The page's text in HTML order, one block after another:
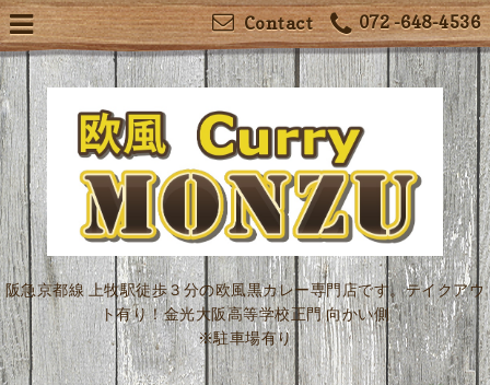
072 -648-4536
Contact
阪急京都線 上牧駅徒歩３分の欧風黒カレー専門店です。テイクアウ
ト有り！金光大阪高等学校正門 向かい側
※駐車場有り